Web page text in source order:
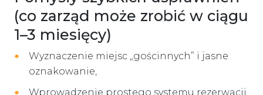
(co zarząd może zrobić w ciągu
1–3 miesięcy)
Wyznaczenie miejsc „gościnnych” i jasne
oznakowanie,
Wprowadzenie prostego systemu rezerwacji